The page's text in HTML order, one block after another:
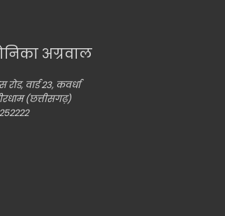
अग्रवाल
वार्ड 23, कवर्धा
(छत्तीसगढ़)